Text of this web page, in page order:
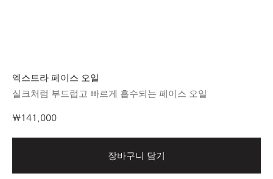
엑스트라 페이스 오일
실크처럼 부드럽고 빠르게 흡수되는 페이스 오일
₩141,000
장바구니 담기